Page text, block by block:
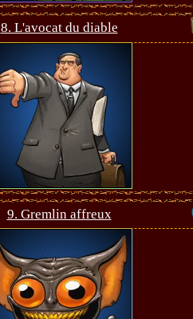
8. L'avocat du diable
9. Gremlin affreux